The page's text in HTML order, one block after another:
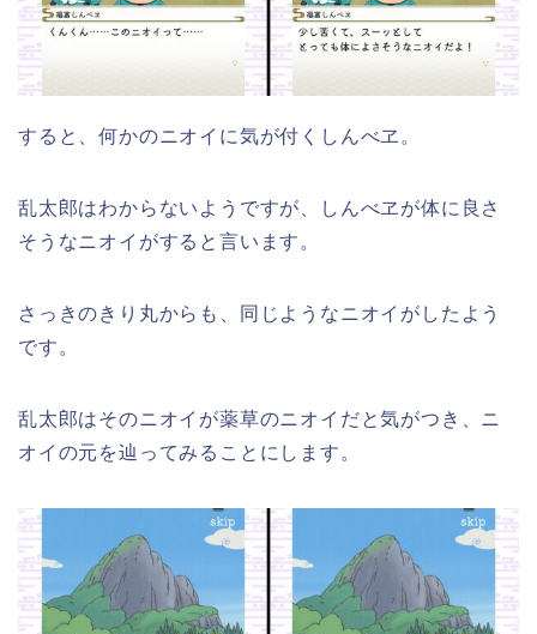
すると、何かのニオイに気が付くしんべヱ。
乱太郎はわからないようですが、しんべヱが体に良さ
そうなニオイがすると言います。
さっきのきり丸からも、同じようなニオイがしたよう
です。
乱太郎はそのニオイが薬草のニオイだと気がつき、ニ
オイの元を辿ってみることにします。